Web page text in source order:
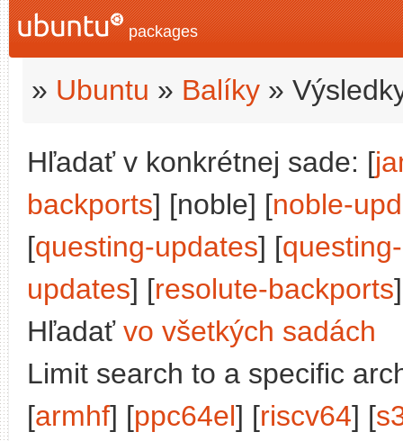
packages
» Ubuntu » Balíky »
Hľadať v konkrétnej sade: [
backports] [noble] [noble-
[questing-updates] [
updates] [resolute-backports
Hľadať vo všetkých sadách
Limit search to a specific
[armhf] [ppc64el] [riscv64] [